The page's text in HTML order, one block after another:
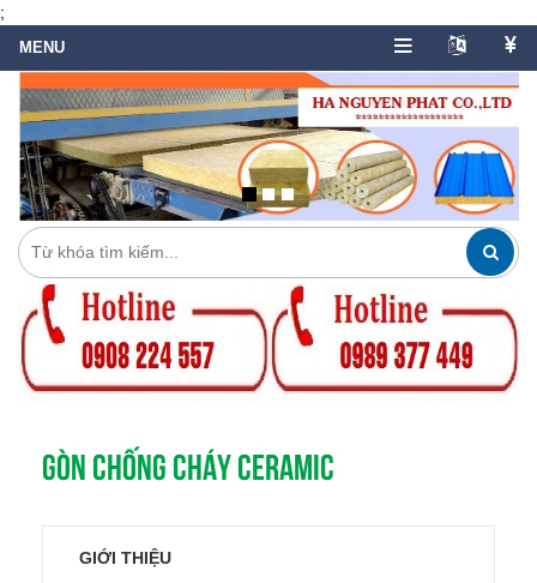
;
GÒN CHỐNG CHÁY CERAMIC
GIỚI THIỆU